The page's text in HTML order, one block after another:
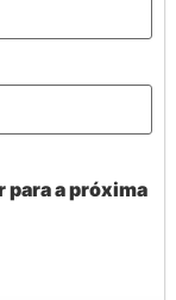
para a próxima